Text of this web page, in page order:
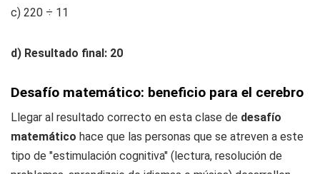
c) 220 ÷ 11
d) Resultado final: 20
Desafío matemático: beneficio para el cerebro
Llegar al resultado correcto en esta clase de desafío
matemático hace que las personas que se atreven a este
tipo de "estimulación cognitiva" (lectura, resolución de